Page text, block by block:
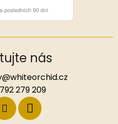
nás
@whiteorchid.cz
279 209